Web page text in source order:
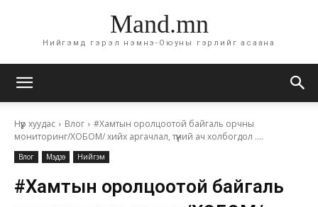
Mand.mn
Нийгэмд гэрэл нэмнэ-Оюуны гэрлийг асаана
Нүүр хуудас Влог
#Хамтын оролцоотой байгаль орчны
мониторинг/ХОБОМ/ хийх аргачлал, түүний ач холбогдол ....
Влог Мэдээ Нийгэм
#Хамтын оролцоотой байгаль